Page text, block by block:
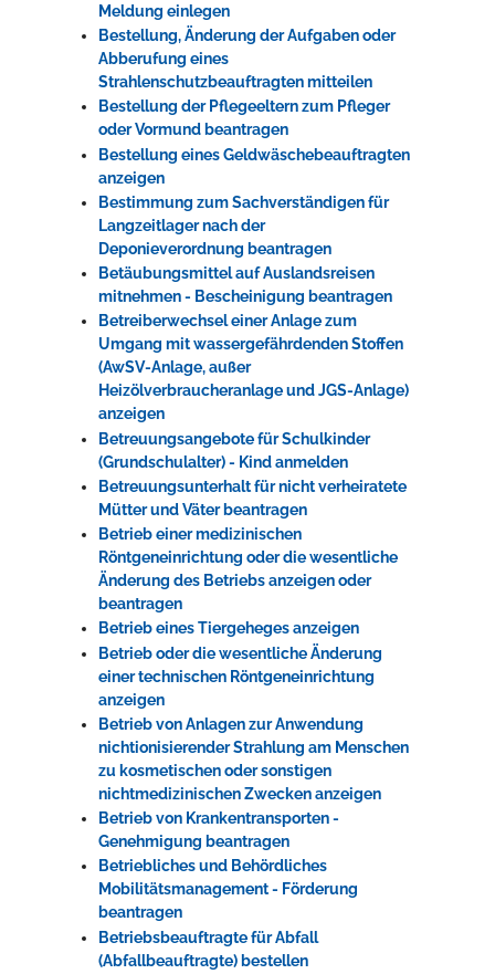
Meldung einlegen
Bestellung, Änderung der Aufgaben oder
Abberufung eines
Strahlenschutzbeauftragten mitteilen
Bestellung der Pflegeeltern zum Pfleger
oder Vormund beantragen
Bestellung eines Geldwäschebeauftragten
anzeigen
Bestimmung zum Sachverständigen für
Langzeitlager nach der
Deponieverordnung beantragen
Betäubungsmittel auf Auslandsreisen
mitnehmen - Bescheinigung beantragen
Betreiberwechsel einer Anlage zum
Umgang mit wassergefährdenden Stoffen
(AwSV-Anlage, außer
Heizölverbraucheranlage und JGS-Anlage)
anzeigen
Betreuungsangebote für Schulkinder
(Grundschulalter) - Kind anmelden
Betreuungsunterhalt für nicht verheiratete
Mütter und Väter beantragen
Betrieb einer medizinischen
Röntgeneinrichtung oder die wesentliche
Änderung des Betriebs anzeigen oder
beantragen
Betrieb eines Tiergeheges anzeigen
Betrieb oder die wesentliche Änderung
einer technischen Röntgeneinrichtung
anzeigen
Betrieb von Anlagen zur Anwendung
nichtionisierender Strahlung am Menschen
zu kosmetischen oder sonstigen
nichtmedizinischen Zwecken anzeigen
Betrieb von Krankentransporten -
Genehmigung beantragen
Betriebliches und Behördliches
Mobilitätsmanagement - Förderung
beantragen
Betriebsbeauftragte für Abfall
(Abfallbeauftragte) bestellen